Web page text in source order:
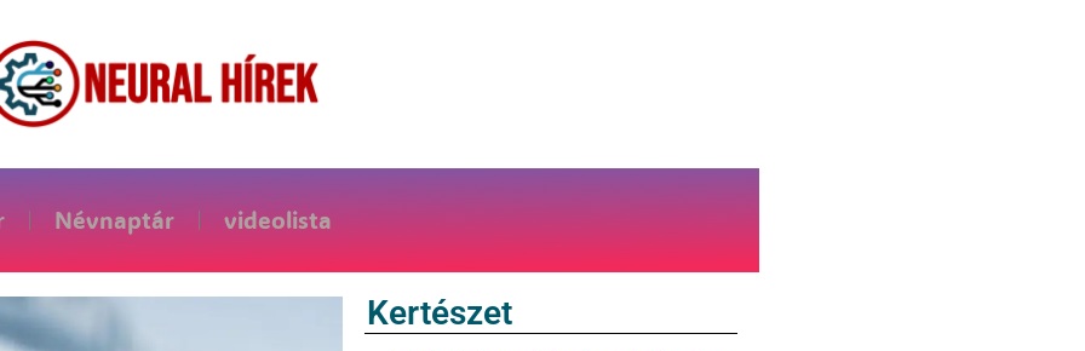
Névnaptár videolista
Kertészet